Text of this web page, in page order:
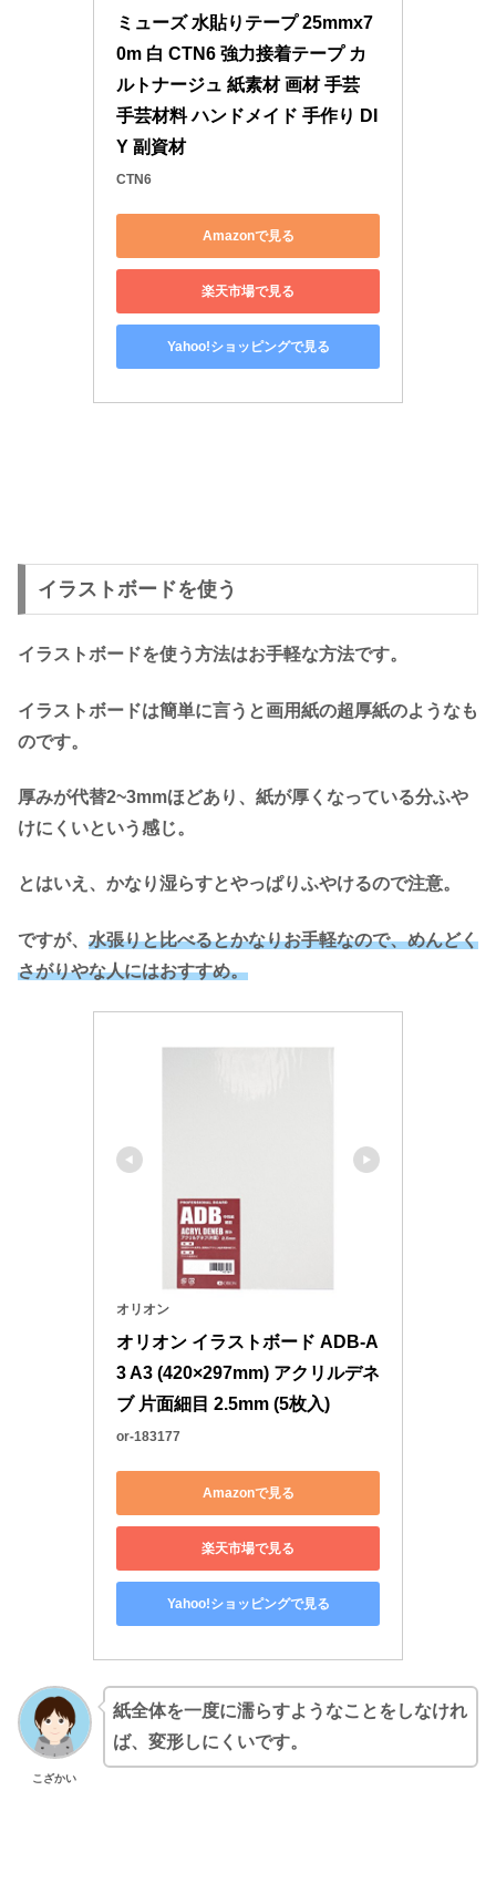
ミューズ 水貼りテープ 25mmx7
0m 白 CTN6 強力接着テープ カ
ルトナージュ 紙素材 画材 手芸
手芸材料 ハンドメイド 手作り DI
Y 副資材
CTN6
Amazonで見る
楽天市場で見る
Yahoo!ショッピングで見る
イラストボードを使う
イラストボードを使う方法はお手軽な方法です。
イラストボードは簡単に言うと画用紙の超厚紙のようなも
のです。
厚みが代替2~3mmほどあり、紙が厚くなっている分ふや
けにくいという感じ。
とはいえ、かなり湿らすとやっぱりふやけるので注意。
ですが、 水張りと比べるとかなりお手軽なので、めんどく
さがりやな人にはおすすめ。
オリオン
オリオン イラストボード ADB-A
3 A3 (420×297mm) アクリルデネ
ブ 片面細目 2.5mm (5枚入)
or-183177
Amazonで見る
楽天市場で見る
Yahoo!ショッピングで見る
こざかい
紙全体を一度に濡らすようなことをしなけれ
ば、変形しにくいです。